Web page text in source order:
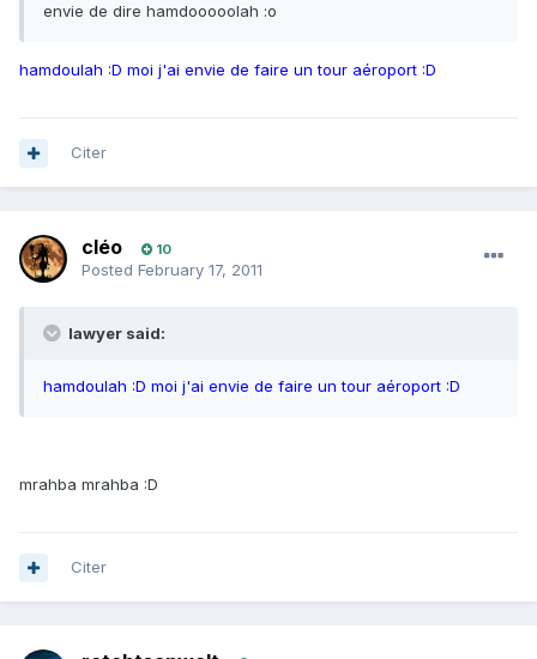
envie de dire hamdooooolah :o
hamdoulah :D moi j'ai envie de faire un tour aéroport :D
Citer
cléo 10
Posted February 17, 2011
lawyer said:
hamdoulah :D moi j'ai envie de faire un tour aéroport :D
mrahba mrahba :D
Citer